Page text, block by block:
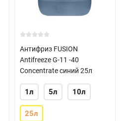
Антифриз FUSION
Antifreeze G-11 -40
Concentrate синий 25л
1л 5л 10л
25л